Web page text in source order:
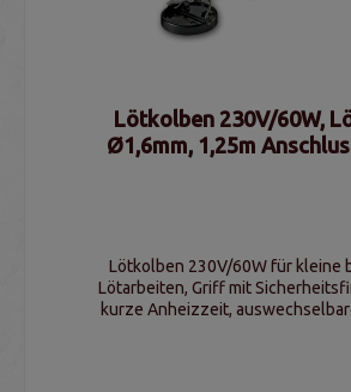
Lötkolben 230V/60W,
Ø1,6mm, 1,25m
Lötkolben 230V/60W für kleine
Lötarbeiten, Griff mit
kurze Anheizzeit,